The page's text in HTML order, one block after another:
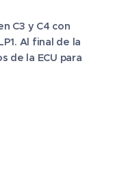
C3 y C4 con
Al final de la
de la ECU para